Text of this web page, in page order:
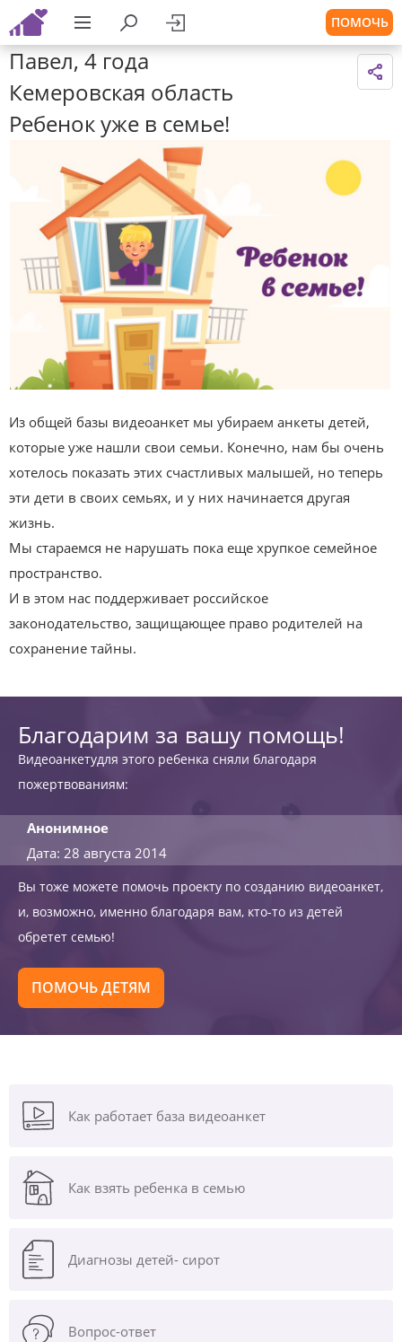
ПОМОЧЬ
Павел, 4 года
Кемеровская область
Ребенок уже в семье!
Из общей базы видеоанкет мы убираем анкеты детей,
которые уже нашли свои семьи. Конечно, нам бы очень
хотелось показать этих счастливых малышей, но теперь
эти дети в своих семьях, и у них начинается другая
жизнь.
Мы стараемся не нарушать пока еще хрупкое семейное
пространство.
И в этом нас поддерживает российское
законодательство, защищающее право родителей на
сохранение тайны.
Благодарим за вашу помощь!
Видеоанкетудля этого ребенка сняли благодаря
пожертвованиям:
Анонимное
Дата: 28 августа 2014
Вы тоже можете помочь проекту по созданию видеоанкет,
и, возможно, именно благодаря вам, кто-то из детей
обретет семью!
ПОМОЧЬ ДЕТЯМ
Как работает база видеоанкет
Как взять ребенка в семью
Диагнозы детей- сирот
Вопрос-ответ